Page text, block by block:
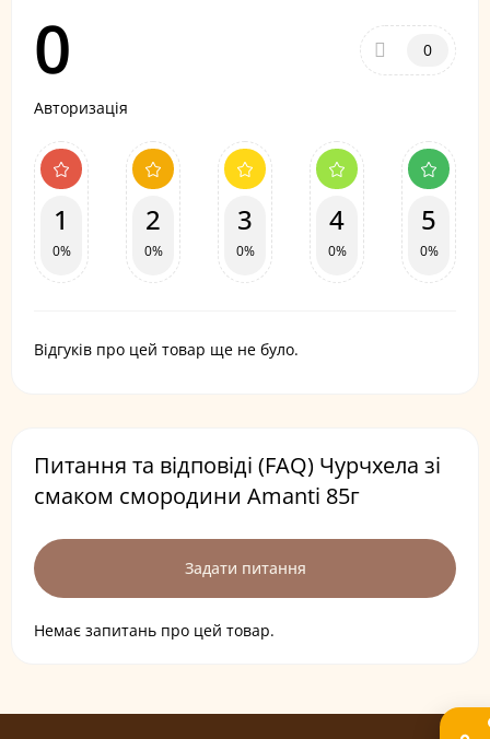
0 0
Авторизація
1
0%
2
0%
3
0%
4
0%
5
0%
Відгуків про цей товар ще не було.
Питання та відповіді (FAQ) Чурчхела зі
смаком смородини Amanti 85г
Задати питання
Немає запитань про цей товар.